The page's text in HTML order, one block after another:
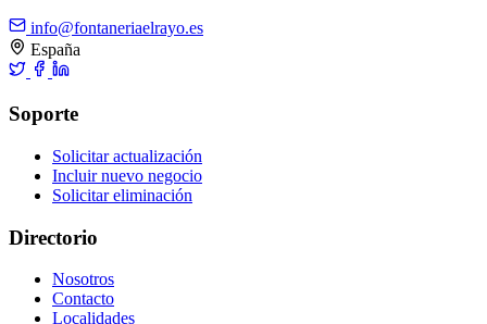
info@fontaneriaelrayo.es
España
Soporte
Solicitar actualización
Incluir nuevo negocio
Solicitar eliminación
Directorio
Nosotros
Contacto
Localidades